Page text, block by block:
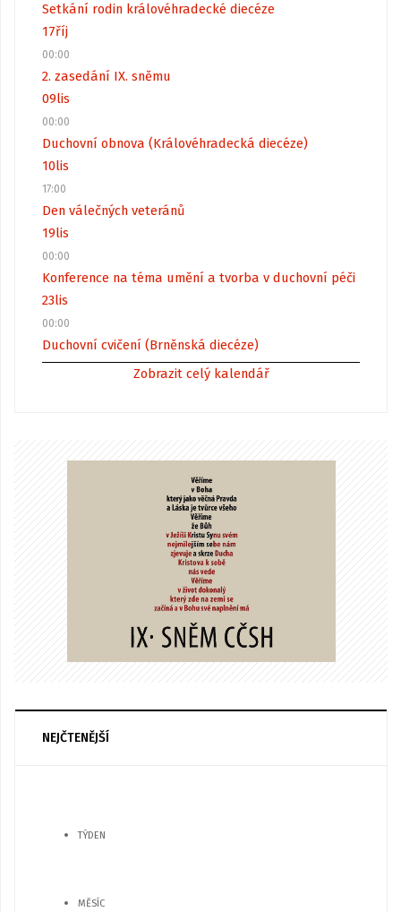
Setkání rodin královéhradecké diecéze
17říj
00:00
2. zasedání IX. sněmu
09lis
00:00
Duchovní obnova (Královéhradecká diecéze)
10lis
17:00
Den válečných veteránů
19lis
00:00
Konference na téma umění a tvorba v duchovní péči
23lis
00:00
Duchovní cvičení (Brněnská diecéze)
Zobrazit celý kalendář
NEJČTENĚJŠÍ
TÝDEN
MĚSÍC